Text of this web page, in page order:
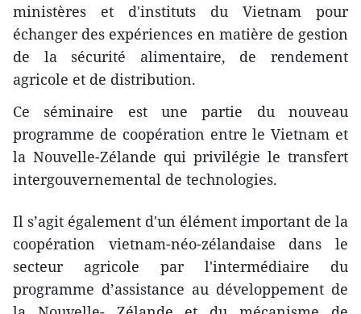
ministères et d'instituts du Vietnam pour
échanger des expériences en matière de gestion
de la sécurité alimentaire, de rendement
agricole et de distribution.
Ce séminaire est une partie du nouveau
programme de coopération entre le Vietnam et
la Nouvelle-Zélande qui ​privilégie le transfert
intergouvernemental de technologies.
Il s’agit également ​d'un élément important de la
coopération vietnam-néo-zélandaise dans le
secteur agricole ​par l'intermédiaire du
programme d’assistance au développement de